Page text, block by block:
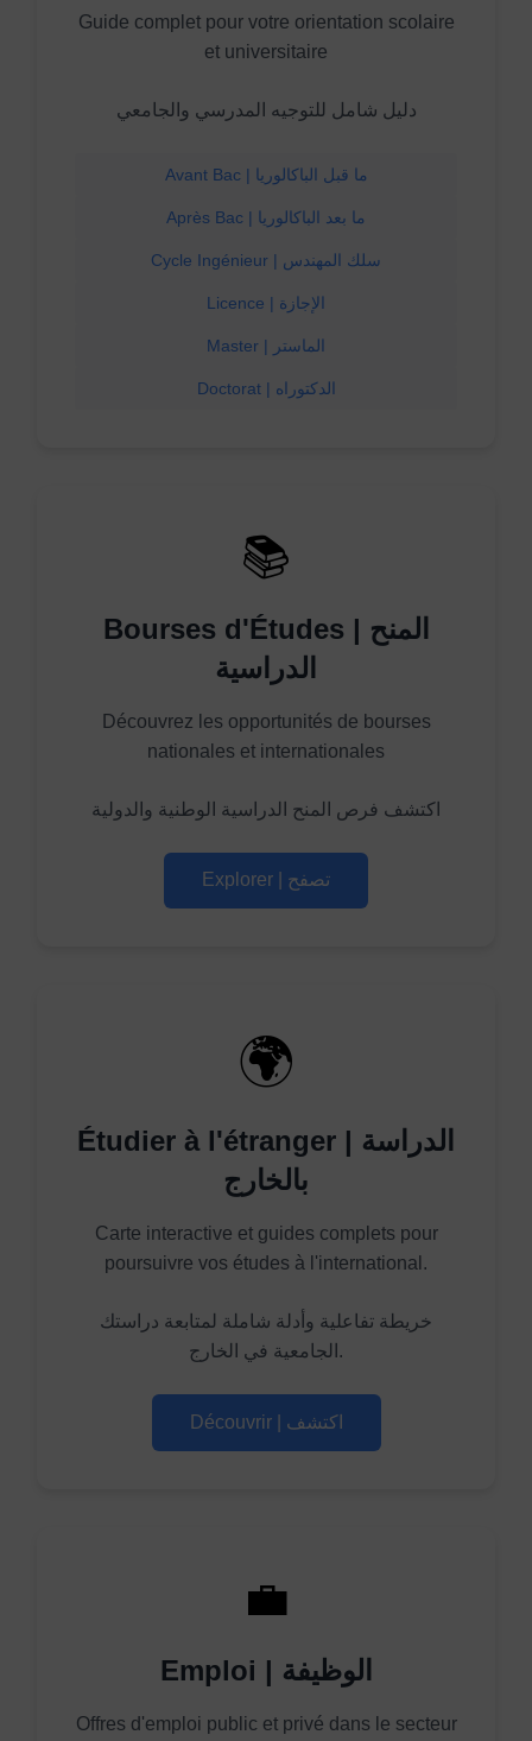
Guide complet pour votre orientation scolaire
et universitaire
دليل شامل للتوجيه المدرسي والجامعي
Avant Bac | ما قبل الباكالوريا
Après Bac | ما بعد الباكالوريا
Cycle Ingénieur | سلك المهندس
Licence | الإجازة
Master | الماستر
Doctorat | الدكتوراه
📚
Bourses d'Études | المنح
الدراسية
Découvrez les opportunités de bourses
nationales et internationales
اكتشف فرص المنح الدراسية الوطنية والدولية
Explorer | تصفح
🌍
Étudier à l'étranger | الدراسة
بالخارج
Carte interactive et guides complets pour
poursuivre vos études à l'international.
خريطة تفاعلية وأدلة شاملة لمتابعة دراستك
الجامعية في الخارج.
Découvrir | اكتشف
💼
Emploi | الوظيفة
Offres d'emploi public et privé dans le secteur